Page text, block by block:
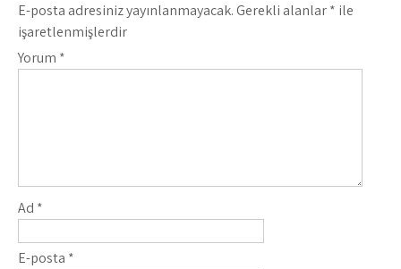
E-posta adresiniz yayınlanmayacak.Gerekli alanlar* ile
işaretlenmişlerdir
Yorum *
Ad *
E-posta *